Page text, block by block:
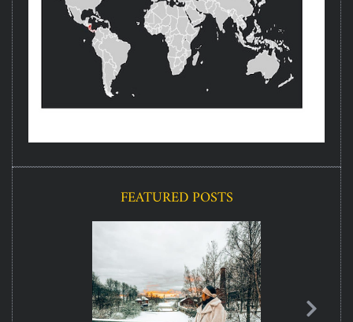
FEATURED POSTS